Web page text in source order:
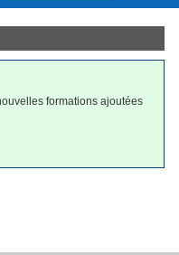
formations ajoutées